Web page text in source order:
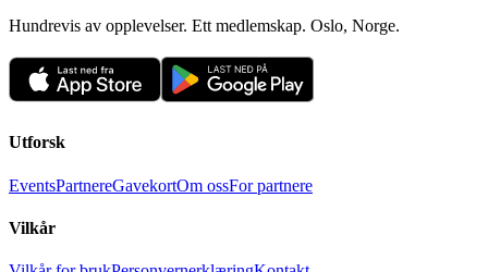
Hundrevis av opplevelser. Ett medlemskap. Oslo, Norge.
Utforsk
EventsPartnereGavekortOm ossFor partnere
Vilkår